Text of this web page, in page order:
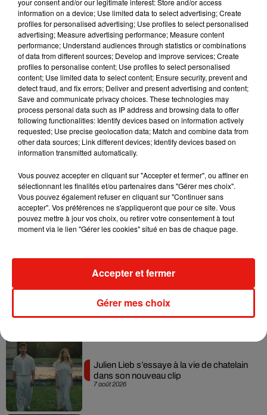
Voir cette publication sur Instagram
The next song from my new record comes out friday, and it’s
great, just like @thegr8khalid who features on it. Hope you
enjoy it as much as I do #no6collaborationsproject
#beautifulpeople
Une publication partagée parEd Sheeran(@teddysphotos) le 23
Musique
7 août 2026
Julien Lieb s’essaye à la vie de chatelain
dans son nouveau clip
information on a device; Use limited data to select advertising; Create
profiles for personalised advertising; Use profiles to select personalised
advertising; Measure advertising performance; Measure content
performance; Understand audiences through statistics or combinations
of data from different sources; Develop and improve services; Create
profiles to personalise content; Use profiles to select personalised
content; Use limited data to select content; Ensure security, prevent and
detect fraud, and fix errors; Deliver and present advertising and content;
Save and communicate privacy choices. These technologies may
process personal data such as IP address and browsing data to offer
following functionalities: Identify devices based on information actively
requested; Use precise geolocation data; Match and combine data from
other data sources; Link different devices; Identify devices based on
information transmitted automatically.
Vous pouvez accepter en cliquant sur "Accepter et fermer", ou affiner en
sélectionnant les finalités et/ou partenaires dans "Gérer mes choix".
Vous pouvez également refuser en cliquant sur "Continuer sans
accepter". Vos préférences ne s'appliqueront que pour ce site. Vous
pouvez mettre à jour vos choix, ou retirer votre consentement à tout
moment via le lien "Gérer les cookies" situé en bas de chaque page.
Gérer mes choix
Accepter et fermer